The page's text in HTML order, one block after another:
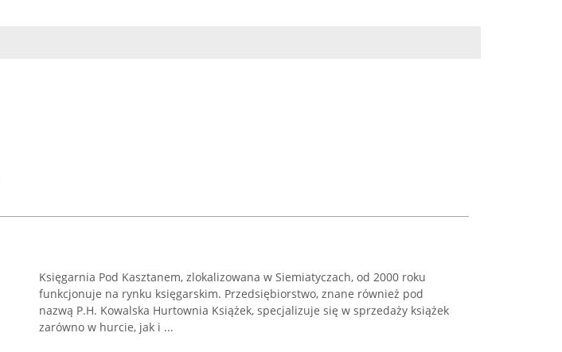
Księgarnia Pod Kasztanem, zlokalizowana w Siemiatyczach, od 2000 roku
funkcjonuje na rynku księgarskim. Przedsiębiorstwo, znane również pod
nazwą P.H. Kowalska Hurtownia Książek, specjalizuje się w sprzedaży książek
zarówno w hurcie, jak i ...